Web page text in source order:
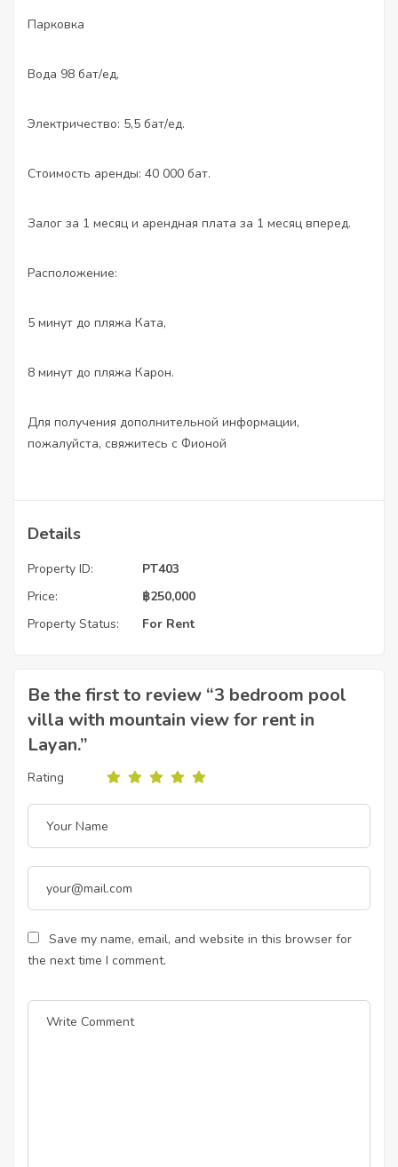
Парковка
Вода 98 бат/ед,
Электричество: 5,5 бат/ед.
Стоимость аренды: 40 000 бат.
Залог за 1 месяц и арендная плата за 1 месяц вперед.
Расположение:
5 минут до пляжа Ката,
8 минут до пляжа Карон.
Для получения дополнительной информации,
пожалуйста, свяжитесь с Фионой
Details
Property ID:
PT403
Price:
฿250,000
Property Status:
For Rent
Be the first to review “3 bedroom pool
villa with mountain view for rent in
Layan.”
Rating
Save my name, email, and website in this browser for
the next time I comment.